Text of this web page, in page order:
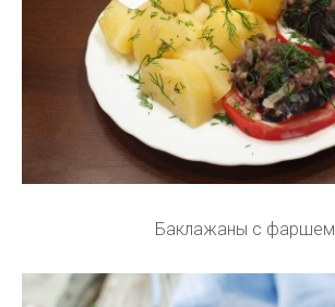
Баклажаны с фаршем